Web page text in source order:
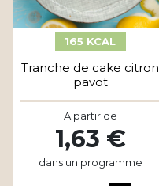
165 KCAL
Tranche de cake citron
pavot
A partir de
1,63 €
dans un programme